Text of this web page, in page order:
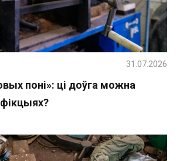
поні»: ці доўга можна
31.07.2026